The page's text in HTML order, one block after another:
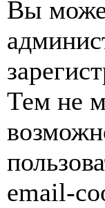
Вы
Тем не
email-